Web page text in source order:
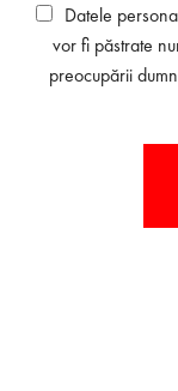
Datele
vor fi păstrate
preocupării